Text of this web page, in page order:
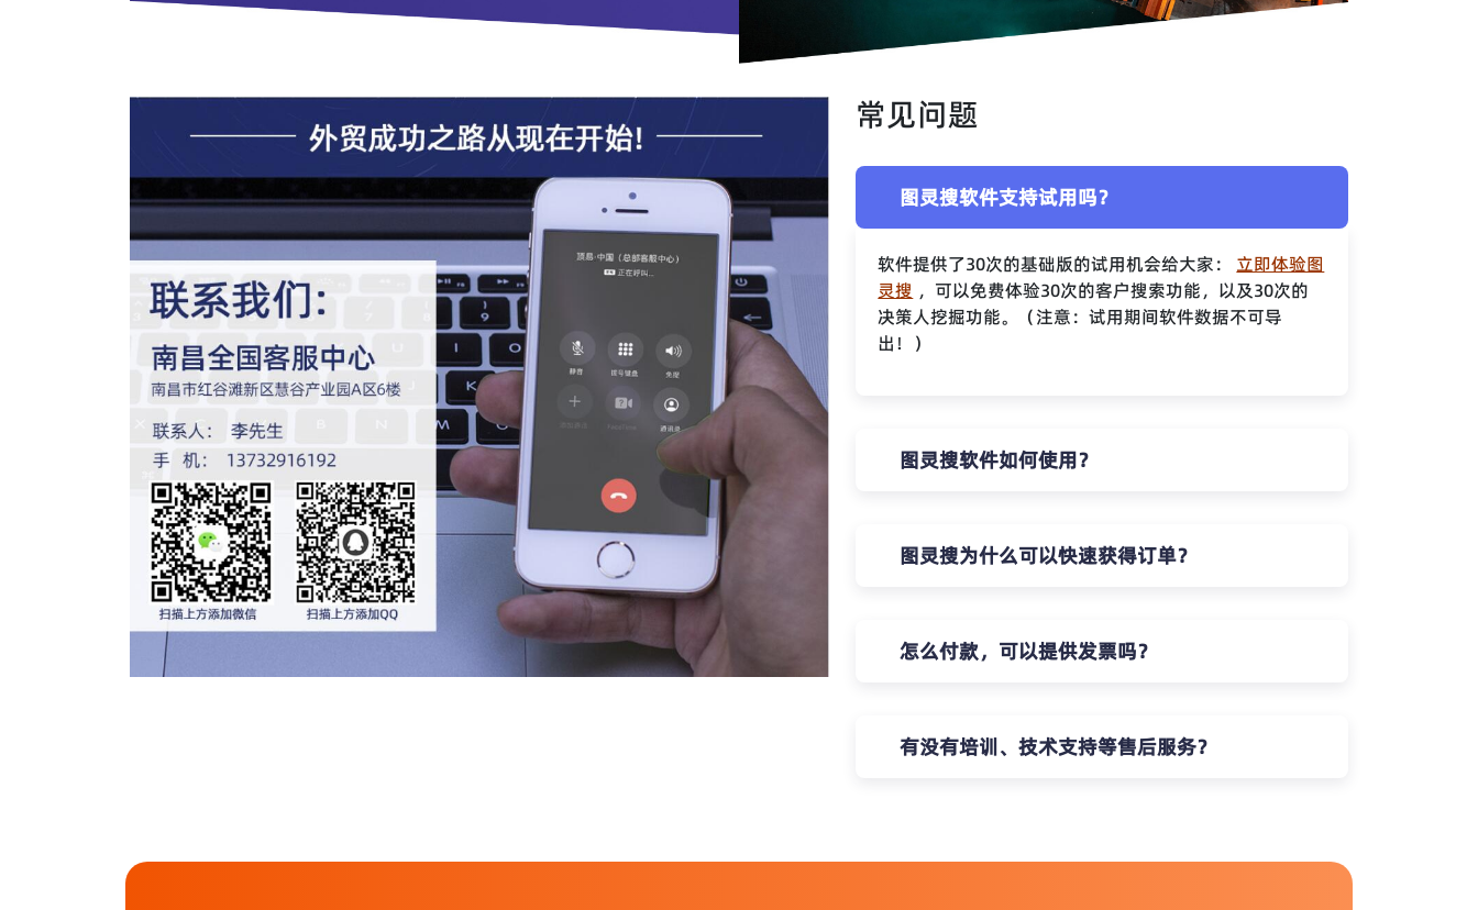
常见问题
图灵搜软件支持试用吗？
软件提供了30次的基础版的试用机会给大家：
立即体验图
灵搜 ，可以免费体验30次的客户搜索功能，以及30次的
决策人挖掘功能。（注意：试用期间软件数据不可导
出！）
图灵搜软件如何使用？
图灵搜为什么可以快速获得订单？
怎么付款，可以提供发票吗？
有没有培训、技术支持等售后服务？